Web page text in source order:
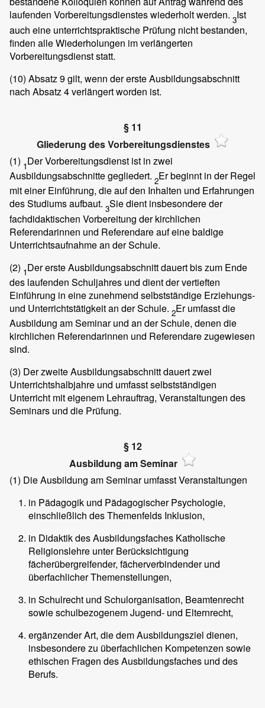
laufenden Vorbereitungsdienstes wiederholt werden. 3Ist
auch eine unterrichtspraktische Prüfung nicht bestanden,
finden alle Wiederholungen im verlängerten
Vorbereitungsdienst statt.
(10) Absatz 9 gilt, wenn der erste Ausbildungsabschnitt
nach Absatz 4 verlängert worden ist.
§ 11
Gliederung des Vorbereitungsdienstes
(1) 1Der Vorbereitungsdienst ist in zwei
Ausbildungsabschnitte gegliedert. 2Er beginnt in der Regel
mit einer Einführung, die auf den Inhalten und Erfahrungen
des Studiums aufbaut. 3Sie dient insbesondere der
fachdidaktischen Vorbereitung der kirchlichen
Referendarinnen und Referendare auf eine baldige
Unterrichtsaufnahme an der Schule.
(2) 1Der erste Ausbildungsabschnitt dauert bis zum Ende
des laufenden Schuljahres und dient der vertieften
Einführung in eine zunehmend selbstständige Erziehungs-
und Unterrichtstätigkeit an der Schule. 2Er umfasst die
Ausbildung am Seminar und an der Schule, denen die
kirchlichen Referendarinnen und Referendare zugewiesen
sind.
(3) Der zweite Ausbildungsabschnitt dauert zwei
Unterrichtshalbjahre und umfasst selbstständigen
Unterricht mit eigenem Lehrauftrag, Veranstaltungen des
Seminars und die Prüfung.
§ 12
Ausbildung am Seminar
(1) Die Ausbildung am Seminar umfasst Veranstaltungen
in Pädagogik und Pädagogischer Psychologie,
einschließlich des Themenfelds Inklusion,
in Didaktik des Ausbildungsfaches Katholische
Religionslehre unter Berücksichtigung
fächerübergreifender, fächerverbindender und
überfachlicher Themenstellungen,
in Schulrecht und Schulorganisation, Beamtenrecht
sowie schulbezogenem Jugend- und Elternrecht,
ergänzender Art, die dem Ausbildungsziel dienen,
insbesondere zu überfachlichen Kompetenzen sowie
ethischen Fragen des Ausbildungsfaches und des
Berufs.